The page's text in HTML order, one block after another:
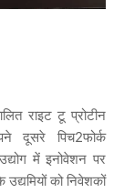
राइट टू प्रोटीन
पिच2फोर्क
में इनोवेशन पर
को निवेशकों